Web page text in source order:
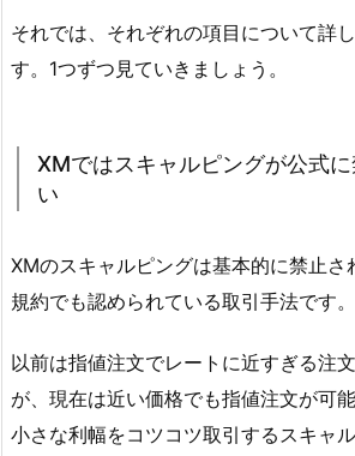
それでは、それぞれの項目について詳
す。1つずつ見ていきましょう。
XMではスキャルピングが公式
い
XMのスキャルピングは基本的に禁止さ
規約でも認められている取引手法です。
以前は指値注文でレートに近すぎる注
が、現在は近い価格でも指値注文が可
小さな利幅をコツコツ取引するスキャ